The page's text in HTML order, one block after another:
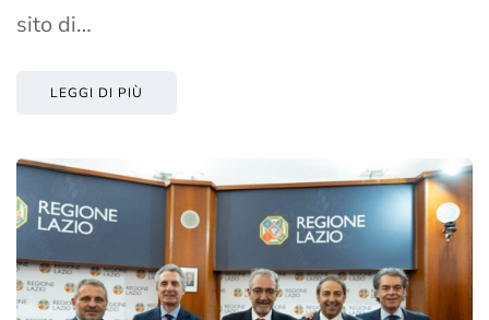
sito di…
LEGGI DI PIÙ